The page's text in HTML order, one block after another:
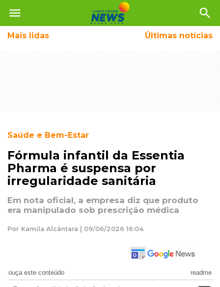
menu search
Mais lidas Últimas notícias
Saúde e Bem-Estar
Fórmula infantil da Essentia
Pharma é suspensa por
irregularidade sanitária
Em nota oficial, a empresa diz que produto
era manipulado sob prescrição médica
Por Kamila Alcântara | 09/06/2026 16:04
ouça este conteúdo readme